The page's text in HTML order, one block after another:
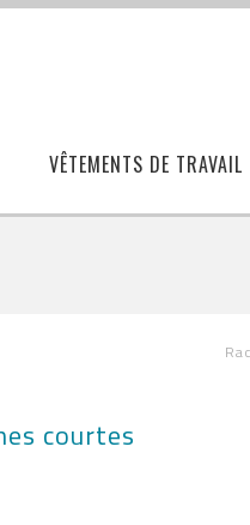
VÊTEMENTS DE TRAVAIL
courtes